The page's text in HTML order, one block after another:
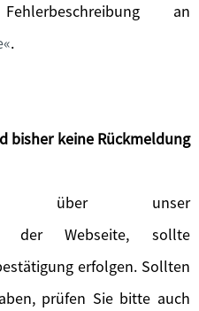
an
.
bisher keine Rückmeldung
über unser
der Webseite, sollte
erfolgen. Sollten
prüfen Sie bitte auch